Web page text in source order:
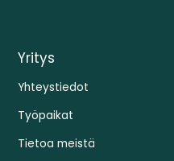
Yritys
Yhteystiedot
Työpaikat
Tietoa meistä